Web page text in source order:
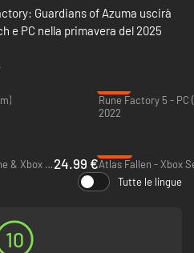
Guardians of Azuma uscirà
e PC nella primavera del 2025
Rune Factory 5 - PC
2022
Wo Long: Fallen Dynasty - Xbox One & Xbox Series X|S24.99 €Atlas Fallen - Xbox
Tutte le lingue
10